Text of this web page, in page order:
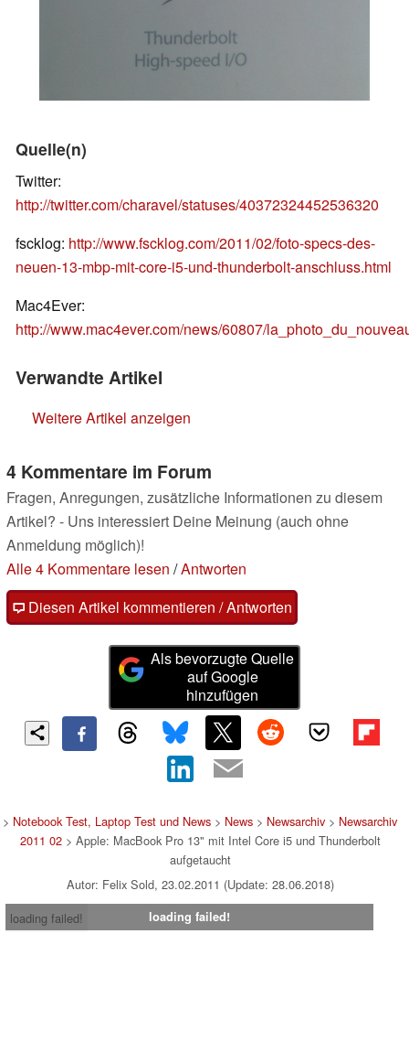
Quelle(n)
Twitter:
http://twitter.com/charavel/statuses/40372324452536320
fscklog: http://www.fscklog.com/2011/02/foto-specs-des-
neuen-13-mbp-mit-core-i5-und-thunderbolt-anschluss.html
Mac4Ever:
http://www.mac4ever.com/news/60807/
Verwandte Artikel
Weitere Artikel anzeigen
4 Kommentare im Forum
Fragen, Anregungen, zusätzliche Informationen zu diesem
Artikel? - Uns interessiert Deine Meinung (auch ohne
Anmeldung möglich)!
Alle 4 Kommentare lesen /Antworten
Diesen Artikel kommentieren / Antworten
Als bevorzugte Quelle
auf Google
hinzufügen
> Notebook Test, Laptop Test und News > News > Newsarchiv > Newsarchiv
2011 02> Apple: MacBook Pro 13" mit Intel Core i5 und Thunderbolt
aufgetaucht
Autor: Felix Sold, 23.02.2011 (Update: 28.06.2018)
loading failed!
loading failed!